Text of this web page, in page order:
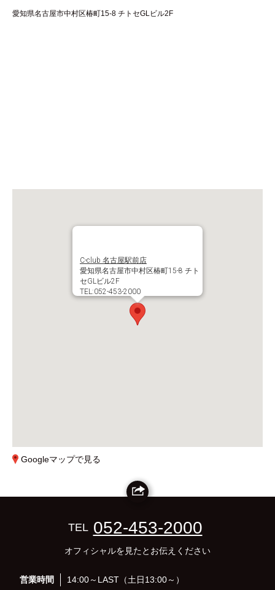
愛知県名古屋市中村区椿町15-8 チトセGLビル2F
C-club 名古屋駅前店
愛知県名古屋市中村区椿町15-8 チト
セGLビル2F
TEL:052-453-2000
Googleマップで見る
TEL 052-453-2000
オフィシャルを見たとお伝えください
営業時間 14:00～LAST（土日13:00～）